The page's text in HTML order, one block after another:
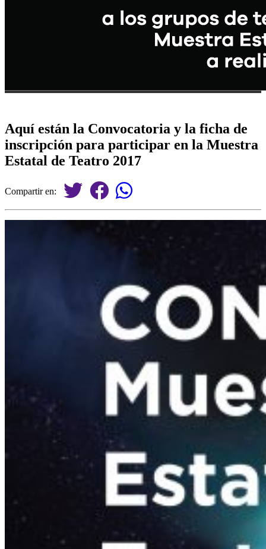
Aquí están la Convocatoria y la ficha de
inscripción para participar en la Muestra
Estatal de Teatro 2017
Compartir en: